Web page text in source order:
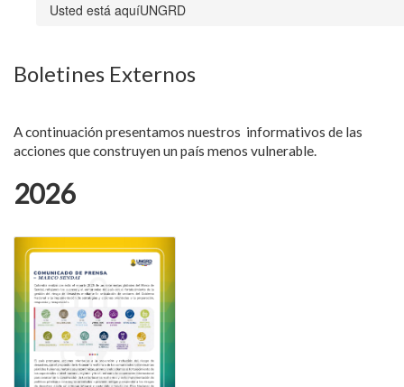
UNGRD
​​​​​​​​​​​​​​​​​​​​​​Boletines Externos
​A continuación presentamos nuestros informativos de las
acciones que construyen un país menos vulnerable.
2026